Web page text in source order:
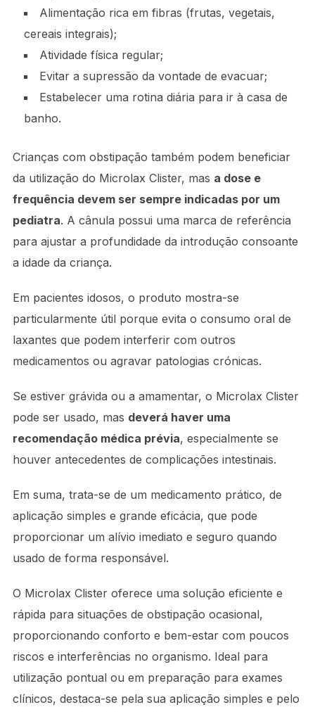
Alimentação rica em fibras (frutas, vegetais,
cereais integrais);
Atividade física regular;
Evitar a supressão da vontade de evacuar;
Estabelecer uma rotina diária para ir à casa de
banho.
Crianças com obstipação também podem beneficiar
da utilização do Microlax Clister, mas a dose e
frequência devem ser sempre indicadas por um
pediatra. A cânula possui uma marca de referência
para ajustar a profundidade da introdução consoante
a idade da criança.
Em pacientes idosos, o produto mostra-se
particularmente útil porque evita o consumo oral de
laxantes que podem interferir com outros
medicamentos ou agravar patologias crónicas.
Se estiver grávida ou a amamentar, o Microlax Clister
pode ser usado, mas deverá haver uma
recomendação médica prévia, especialmente se
houver antecedentes de complicações intestinais.
Em suma, trata-se de um medicamento prático, de
aplicação simples e grande eficácia, que pode
proporcionar um alívio imediato e seguro quando
usado de forma responsável.
O Microlax Clister oferece uma solução eficiente e
rápida para situações de obstipação ocasional,
proporcionando conforto e bem-estar com poucos
riscos e interferências no organismo. Ideal para
utilização pontual ou em preparação para exames
clínicos, destaca-se pela sua aplicação simples e pelo